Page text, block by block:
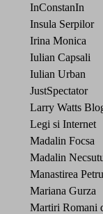
InConstanIn
Insula Serpilor
Irina Monica
Iulian Capsali
Iulian Urban
JustSpectator
Larry Watts
Legi si Internet
Madalin Focsa
Madalin
Manastirea
Mariana Gurza
Martiri Romani